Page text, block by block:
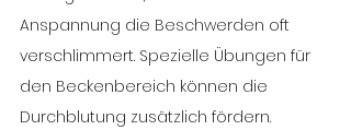
Anspannung die Beschwerden oft
verschlimmert. Spezielle Übungen für
den Beckenbereich können die
Durchblutung zusätzlich fördern.